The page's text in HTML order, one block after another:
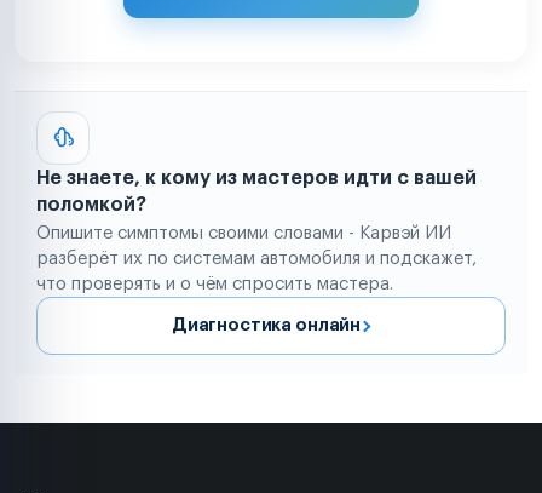
Не знаете, к кому из мастеров идти с вашей
поломкой?
Опишите симптомы своими словами - Карвэй ИИ
разберёт их по системам автомобиля и подскажет,
что проверять и о чём спросить мастера.
Диагностика онлайн